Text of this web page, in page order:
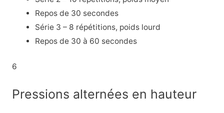
Repos de 30 secondes
Série 3 – 8 répétitions, poids lourd
Repos de 30 à 60 secondes
6
Pressions alternées en hauteur